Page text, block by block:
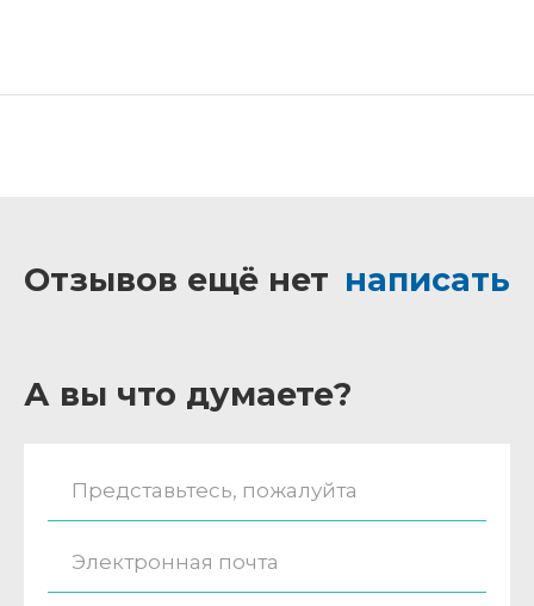
Отзывов ещё нет написать
А вы что думаете?